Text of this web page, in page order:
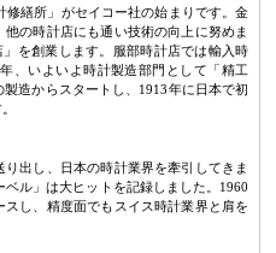
修繕所」がセイコー社の始まりです。金
の時計店にも通い技術の向上に努めま
を創業します。服部時計店では輸入時
、いよいよ時計製造部門として「精工
造からスタートし、1913年に日本で初
出し、日本の時計業界を牽引してきま
ル」は大ヒットを記録しました。1960
し、精度面でもスイス時計業界と肩を